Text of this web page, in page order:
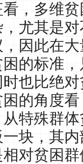
，多维
尤其是
因此在
的标准
也比绝
的角度
特殊群
块，其
对贫困